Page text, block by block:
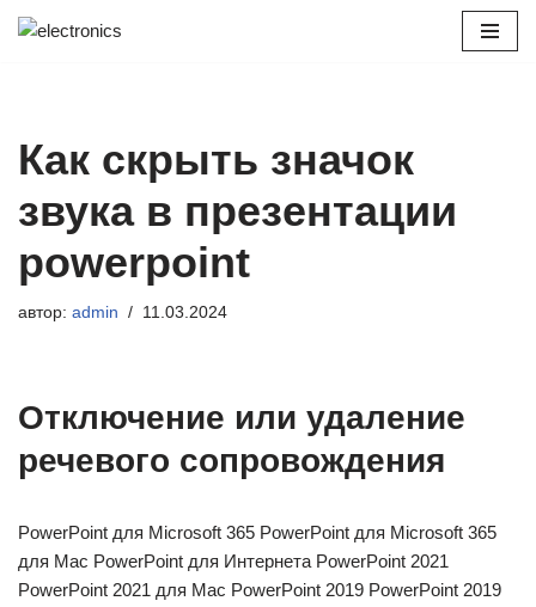
Как скрыть значок
звука в презентации
powerpoint
автор: admin 11.03.2024
Отключение или удаление
речевого сопровождения
PowerPoint для Microsoft 365 PowerPoint для Microsoft 365
для Mac PowerPoint для Интернета PowerPoint 2021
PowerPoint 2021 для Mac PowerPoint 2019 PowerPoint 2019